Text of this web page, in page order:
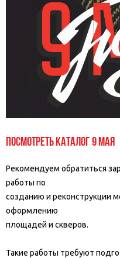
Посмотреть каталог 9 мая
Рекомендуем обратиться
работы по
созданию и реконструкции
оформлению
площадей и скверов.
Такие работы требуют